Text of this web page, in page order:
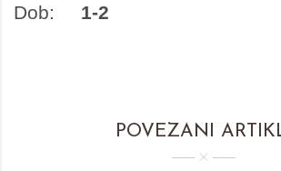
Dob: 1-2
POVEZANI